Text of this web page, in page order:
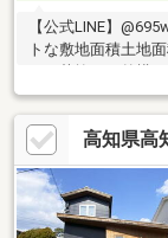
【公式LINE】
トな敷地面積土地
でき共働き世帯な
で徒歩1分物件から
ます路面電車だけ
に応じた交通手段
が洋室で使いやす
ンテナンスが不要
スタイルにマッチし
高知県高